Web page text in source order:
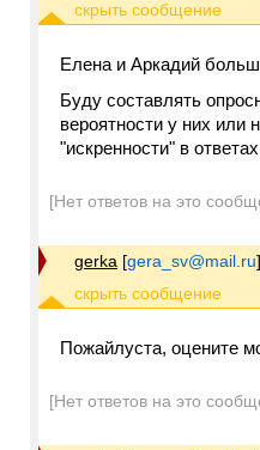
Елена и Аркадий
Буду составлять
вероятности у них или
"искренности" в
[Нет ответов на это
gerka [gera_sv@mail.ru]
Пожайлуста, оцените
[Нет ответов на это